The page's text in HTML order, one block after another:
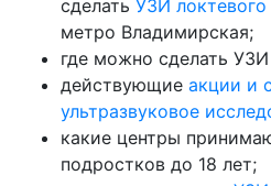
сделать УЗИ локтевого
метро Владимирская;
где можно сделать
действующие акции и
ультразвуковое
какие центры
подростков до 18 лет;